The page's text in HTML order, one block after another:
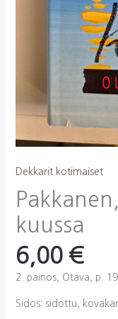
Dekkarit kotimaiset
kuussa
6,00 €
2. painos, Otava, p.
Sidos: sidottu,